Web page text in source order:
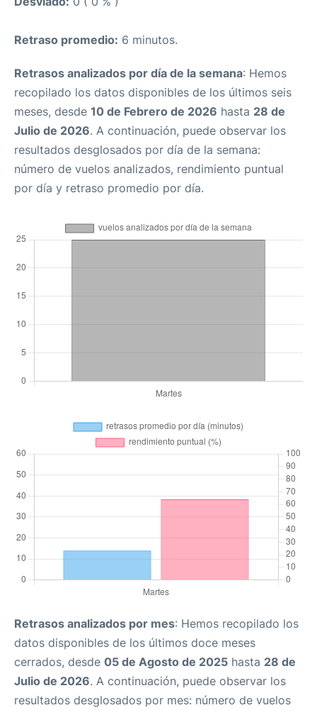
Retraso promedio: 6 minutos.
Retrasos analizados por día de la semana: Hemos
recopilado los datos disponibles de los últimos seis
meses, desde 10 de Febrero de 2026 hasta 28 de
Julio de 2026. A continuación, puede observar los
resultados desglosados por día de la semana:
número de vuelos analizados, rendimiento puntual
por día y retraso promedio por día.
Retrasos analizados por mes: Hemos recopilado los
datos disponibles de los últimos doce meses
cerrados, desde 05 de Agosto de 2025 hasta 28 de
Julio de 2026. A continuación, puede observar los
resultados desglosados por mes: número de vuelos